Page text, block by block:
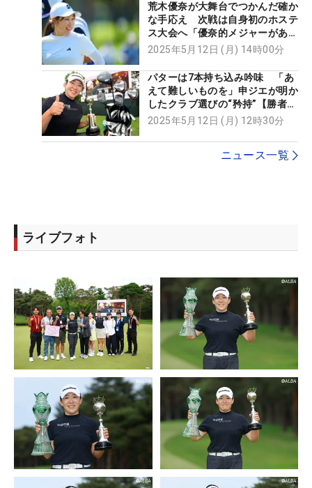
荒木優奈が大舞台でつかんだ確か
な手応え 次戦は自身初のホステ
ス大会へ「優奈的メジャーがあと
2つ」
2025年5月12日 (月) 14時00分
パターは7本持ち込み吟味 「あ
えて難しいものを」申ジエが明か
したクラブ選びの“矜持”【勝者の
ギア】
2025年5月12日 (月) 12時30分
ニュース一覧
ライブフォト